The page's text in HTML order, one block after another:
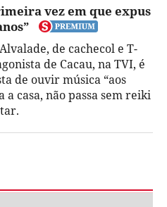
vez em que expus
de cachecol e T-
de Cacau, na TVI, é
de ouvir música “aos
casa, não passa sem reiki